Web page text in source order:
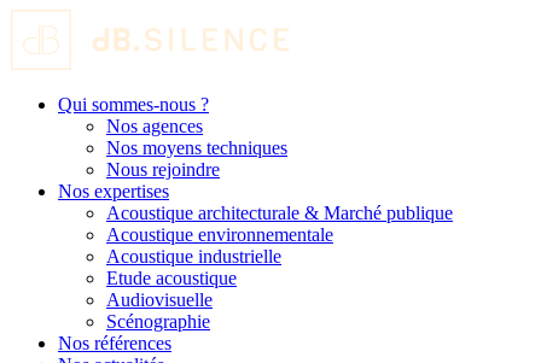
Qui sommes-nous ?
Nos agences
Nos moyens techniques
Nous rejoindre
Nos expertises
Acoustique architecturale & Marché publique
Acoustique environnementale
Acoustique industrielle
Etude acoustique
Audiovisuelle
Scénographie
Nos références